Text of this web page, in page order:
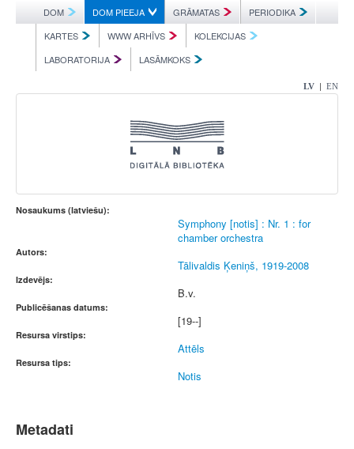
DOM DOM PIEEJA GRĀMATAS
PERIODIKA
KARTES
WWW ARHĪVS
KOLEKCIJAS
LABORATORIJA
LASĀMKOKS
LV | EN
Nosaukums (latviešu):
Symphony [notis] : Nr. 1 : for
chamber orchestra
Autors:
Tālivaldis Ķeniņš, 1919-2008
Izdevējs:
B.v.
Publicēšanas datums:
[19--]
Resursa virstips:
Attēls
Resursa tips:
Notis
Metadati